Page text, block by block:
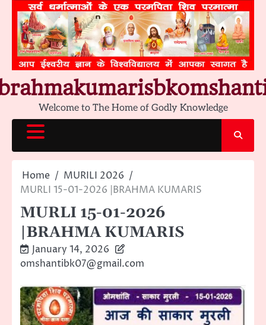
content
Welcome to The Home of Godly Knowledge
Home
MURILI 2026
MURLI 15-01-2026 |BRAHMA KUMARIS
MURLI 15-01-2026
|BRAHMA KUMARIS
January 14, 2026
omshantibk07@gmail.com